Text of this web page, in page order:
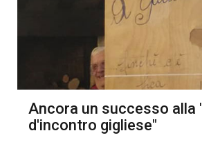
Ancora un successo alla
d'incontro gigliese"